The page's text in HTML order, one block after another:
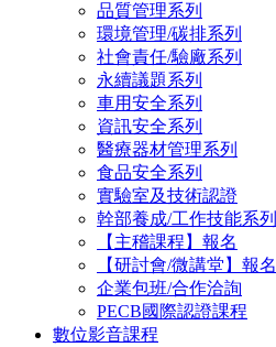
品質管理系列
環境管理/碳排系列
社會責任/驗廠系列
永續議題系列
車用安全系列
資訊安全系列
醫療器材管理系列
食品安全系列
實驗室及技術認證
幹部養成/工作技能系列
【主稽課程】報名
【研討會/微講堂】報名
企業包班/合作洽詢
PECB國際認證課程
數位影音課程